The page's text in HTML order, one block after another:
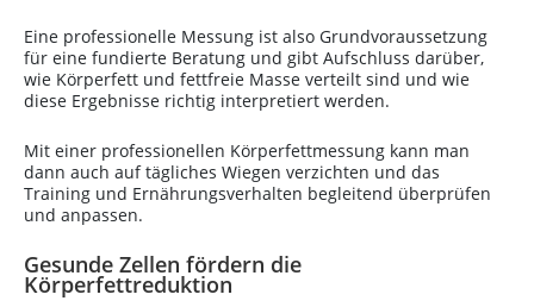
Eine professionelle Messung ist also Grundvoraussetzung
für eine fundierte Beratung und gibt Aufschluss darüber,
wie Körperfett und fettfreie Masse verteilt sind und wie
diese Ergebnisse richtig interpretiert werden.
Mit einer professionellen Körperfettmessung kann man
dann auch auf tägliches Wiegen verzichten und das
Training und Ernährungsverhalten begleitend überprüfen
und anpassen.
Gesunde Zellen fördern die
Körperfettreduktion